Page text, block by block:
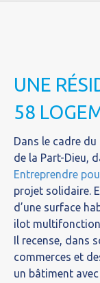
UNE
58
Dans le cadre
de la Part-Dieu,
Entreprendre
projet solidaire.
d’une surface
ilot
Il recense, dans
commerces et
un bâtiment